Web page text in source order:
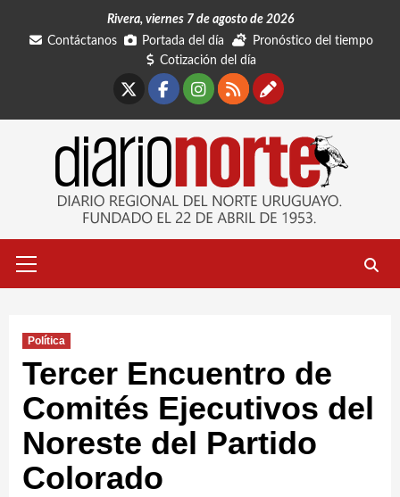
Rivera, viernes 7 de agosto de 2026
Contáctanos
Portada del día
Pronóstico del tiempo
Cotización del día
Facebook
Instagram
RSSContáctanos
primario
Política
Tercer Encuentro de
Comités Ejecutivos del
Noreste del Partido
Colorado